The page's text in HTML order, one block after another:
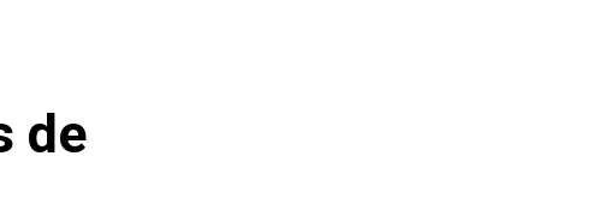
de